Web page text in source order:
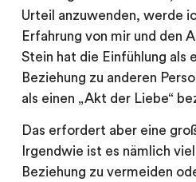
Urteil anzuwenden, werde
Erfahrung von mir und den
Stein hat die Einfühlung als
Beziehung zu anderen
als einen „Akt der Liebe“
Das erfordert aber eine
Irgendwie ist es nämlich
Beziehung zu vermeiden